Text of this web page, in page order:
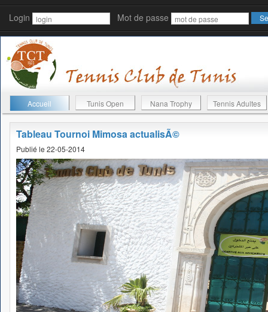
Login Mot de passe
Accueil Tunis Open Nana Trophy Tennis Adultes
Tableau Tournoi Mimosa actualisÃ©
Publié le 22-05-2014